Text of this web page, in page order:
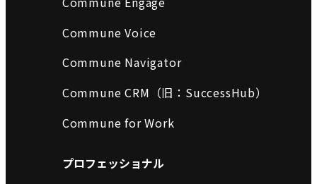
Commune Voice
Commune Navigator
Commune CRM（旧：SuccessHub）
Commune for Work
プロフェッショナル